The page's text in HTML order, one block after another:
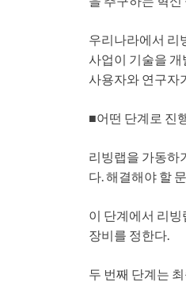
우리나라에서 리
사업이 기술을
사용자와 연구자
■어떤 단계로 진
리빙랩을 가동하
다. 해결해야 할
이 단계에서 리
장비를 정한다.
두 번째 단계는